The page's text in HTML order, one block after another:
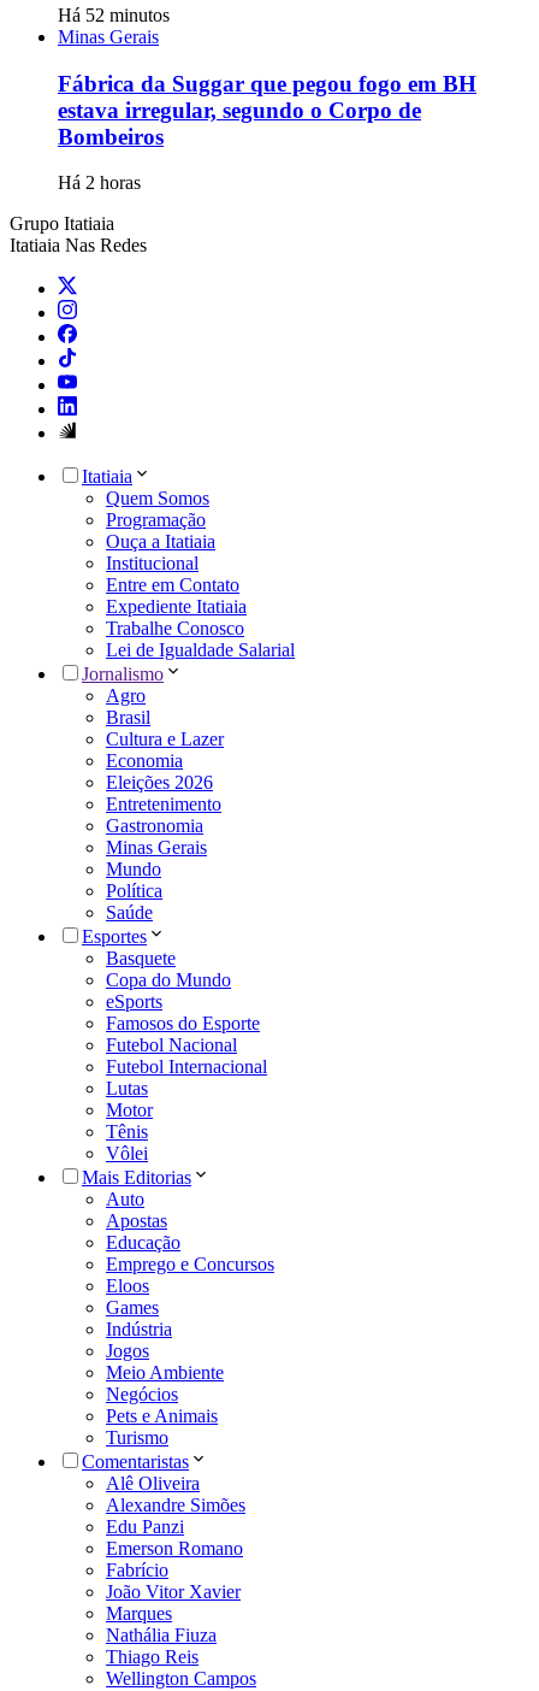
Há 52 minutos
Minas Gerais
Fábrica da Suggar que pegou fogo em BH
estava irregular, segundo o Corpo de
Bombeiros
Há 2 horas
Grupo Itatiaia
Itatiaia Nas Redes
Itatiaia
Quem Somos
Programação
Ouça a Itatiaia
Institucional
Entre em Contato
Expediente Itatiaia
Trabalhe Conosco
Lei de Igualdade Salarial
Jornalismo
Agro
Brasil
Cultura e Lazer
Economia
Eleições 2026
Entretenimento
Gastronomia
Minas Gerais
Mundo
Política
Saúde
Esportes
Basquete
Copa do Mundo
eSports
Famosos do Esporte
Futebol Nacional
Futebol Internacional
Lutas
Motor
Tênis
Vôlei
Mais Editorias
Auto
Apostas
Educação
Emprego e Concursos
Eloos
Games
Indústria
Jogos
Meio Ambiente
Negócios
Pets e Animais
Turismo
Comentaristas
Alê Oliveira
Alexandre Simões
Edu Panzi
Emerson Romano
Fabrício
João Vitor Xavier
Marques
Nathália Fiuza
Thiago Reis
Wellington Campos